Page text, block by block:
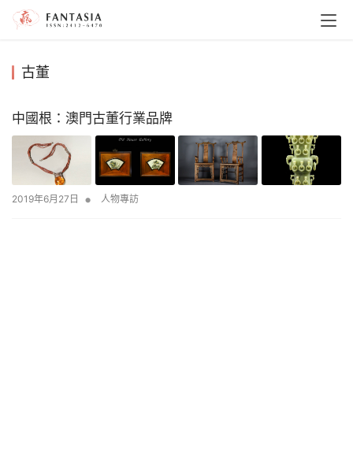
古董
中國根：澳門古董行業品牌
2019年6月27日 • 人物專訪